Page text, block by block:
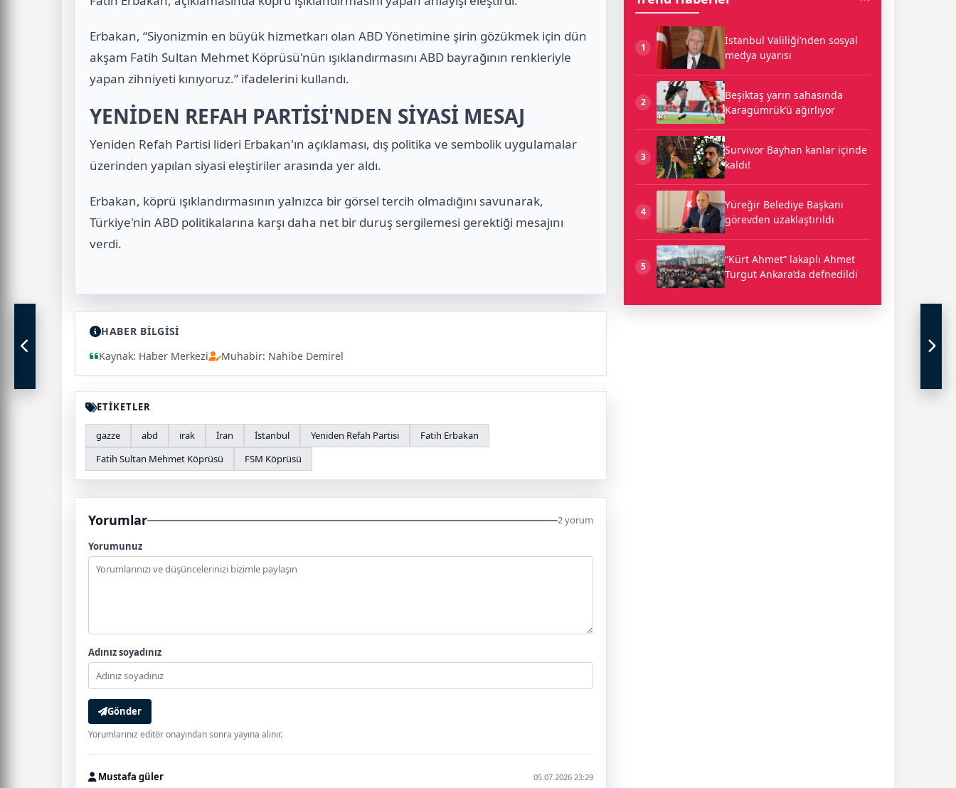
Erbakan, “Siyonizmin en büyük hizmetkarı olan ABD Yönetimine şirin gözükmek için dün
akşam Fatih Sultan Mehmet Köprüsü'nün ışıklandırmasını ABD bayrağının renkleriyle
yapan zihniyeti kınıyoruz.” ifadelerini kullandı.
YENİDEN REFAH PARTİSİ'NDEN SİYASİ MESAJ
Yeniden Refah Partisi lideri Erbakan'ın açıklaması, dış politika ve sembolik uygulamalar
üzerinden yapılan siyasi eleştiriler arasında yer aldı.
Erbakan, köprü ışıklandırmasının yalnızca bir görsel tercih olmadığını savunarak,
Türkiye'nin ABD politikalarına karşı daha net bir duruş sergilemesi gerektiği mesajını
verdi.
HABER BİLGİSİ
Kaynak: Haber Merkezi
Muhabir: Nahibe Demirel
ETİKETLER
gazze abd irak İran İstanbul Yeniden Refah Partisi
Fatih Erbakan
Fatih Sultan Mehmet Köprüsü
FSM Köprüsü
Yorumlar 2 yorum
Yorumunuz
Adınız soyadınız
Gönder
Yorumlarınız editör onayından sonra yayına alınır.
Mustafa güler 05.07.2026 23:29
1
İstanbul Valiliği’nden sosyal
medya uyarısı
2
Beşiktaş yarın sahasında
Karagümrük’ü ağırlıyor
3
Survivor Bayhan kanlar içinde
kaldı!
4
Yüreğir Belediye Başkanı
görevden uzaklaştırıldı
5
“Kürt Ahmet” lakaplı Ahmet
Turgut Ankara’da defnedildi